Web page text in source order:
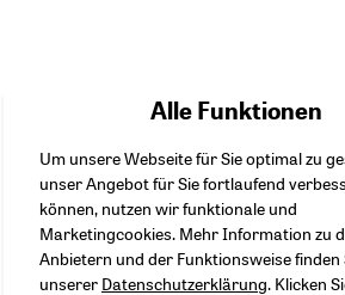
Alle Funktionen
Um unsere Webseite für Sie optimal zu
unser Angebot für Sie fortlaufend
können, nutzen wir funktionale und
Marketingcookies. Mehr Information zu
Anbietern und der Funktionsweise finden
unserer Datenschutzerklärung. Klicken
Facebook Embed / Facebook Connect
Twitter Embed
Instagram Embed
Youtube Embed
Google Maps Embed